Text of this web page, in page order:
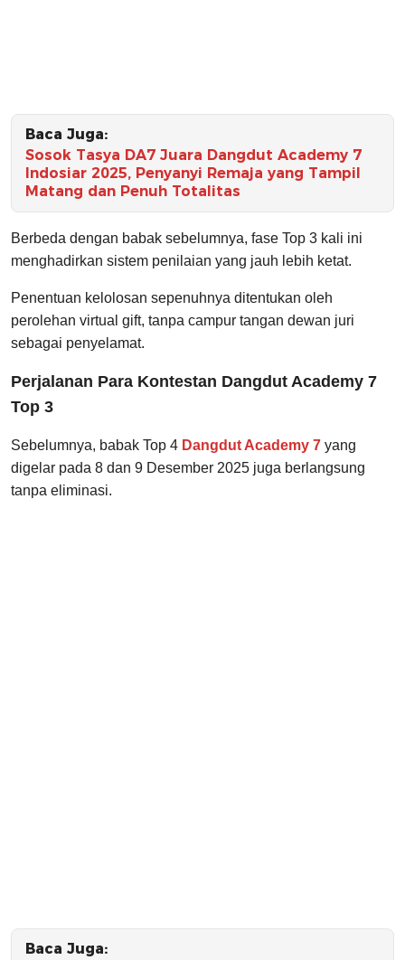
Baca Juga:
Sosok Tasya DA7 Juara Dangdut Academy 7
Indosiar 2025, Penyanyi Remaja yang Tampil
Matang dan Penuh Totalitas
Berbeda dengan babak sebelumnya, fase Top 3 kali ini
menghadirkan sistem penilaian yang jauh lebih ketat.
Penentuan kelolosan sepenuhnya ditentukan oleh
perolehan virtual gift, tanpa campur tangan dewan juri
sebagai penyelamat.
Perjalanan Para Kontestan Dangdut Academy 7
Top 3
Sebelumnya, babak Top 4 Dangdut Academy 7 yang
digelar pada 8 dan 9 Desember 2025 juga berlangsung
tanpa eliminasi.
Baca Juga: